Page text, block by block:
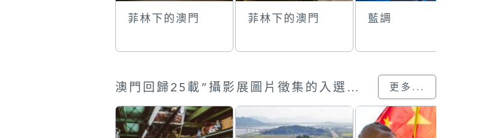
菲林下的澳門 菲林下的澳門 藍調
澳門回歸25載”攝影展圖片徵集的入選作品 更多...